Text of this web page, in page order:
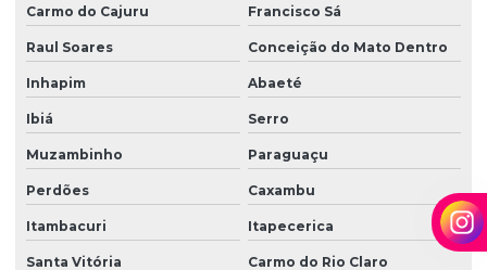
Carmo do Cajuru Francisco Sá
Raul Soares Conceição do Mato Dentro
Inhapim Abaeté
Ibiá Serro
Muzambinho Paraguaçu
Perdões Caxambu
Itambacuri Itapecerica
Santa Vitória Carmo do Rio Claro